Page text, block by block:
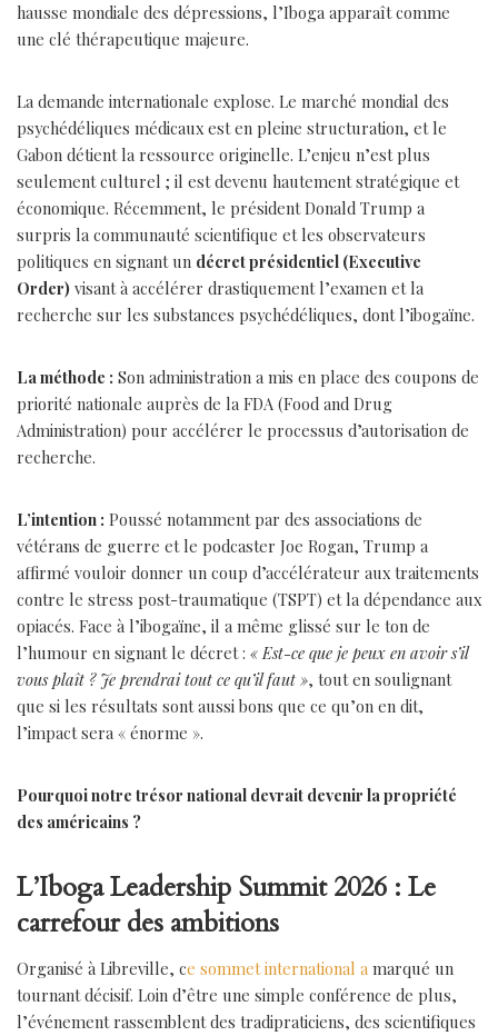
hausse mondiale des dépressions, l’Iboga apparaît comme
une clé thérapeutique majeure.
La demande internationale explose. Le marché mondial des
psychédéliques médicaux est en pleine structuration, et le
Gabon détient la ressource originelle. L’enjeu n’est plus
seulement culturel ; il est devenu hautement stratégique et
économique. Récemment, le président Donald Trump a
surpris la communauté scientifique et les observateurs
politiques en signant un décret présidentiel (Executive
Order) visant à accélérer drastiquement l’examen et la
recherche sur les substances psychédéliques, dont l’ibogaïne.
La méthode : Son administration a mis en place des coupons de
priorité nationale auprès de la FDA (Food and Drug
Administration) pour accélérer le processus d’autorisation de
recherche.
L’intention : Poussé notamment par des associations de
vétérans de guerre et le podcaster Joe Rogan, Trump a
affirmé vouloir donner un coup d’accélérateur aux traitements
contre le stress post-traumatique (TSPT) et la dépendance aux
opiacés. Face à l’ibogaïne, il a même glissé sur le ton de
l’humour en signant le décret : « Est-ce que je peux en avoir s’il
vous plaît ? Je prendrai tout ce qu’il faut », tout en soulignant
que si les résultats sont aussi bons que ce qu’on en dit,
l’impact sera « énorme ».
Pourquoi notre trésor national devrait devenir la propriété
des américains ?
L’Iboga Leadership Summit 2026 : Le
carrefour des ambitions
Organisé à Libreville, ce sommet international a marqué un
tournant décisif. Loin d’être une simple conférence de plus,
l’événement rassemblent des tradipraticiens, des scientifiques